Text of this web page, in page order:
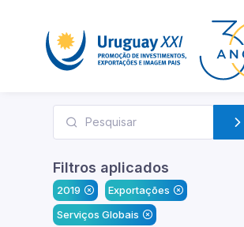
Filtros aplicados
2019
Exportações
Serviços Globais